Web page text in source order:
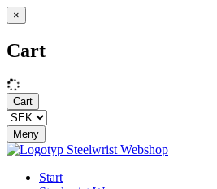
×
Cart
Cart
Meny
Start